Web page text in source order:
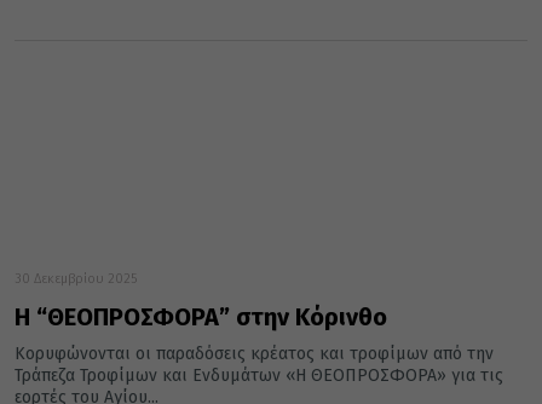
30 Δεκεμβρίου 2025
Η “ΘΕΟΠΡΟΣΦΟΡΑ” στην Κόρινθο
Κορυφώνονται οι παραδόσεις κρέατος και τροφίμων από την
Τράπεζα Τροφίμων και Ενδυμάτων «Η ΘΕΟΠΡΟΣΦΟΡΑ» για τις
εορτές του Αγίου...